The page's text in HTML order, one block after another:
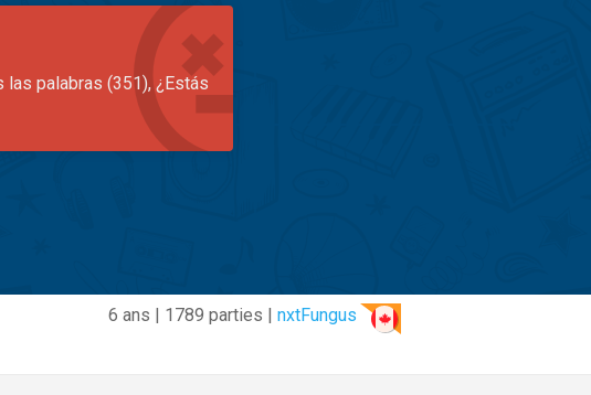
las palabras (351), ¿Estás
6 ans | 1789 parties | nxtFungus